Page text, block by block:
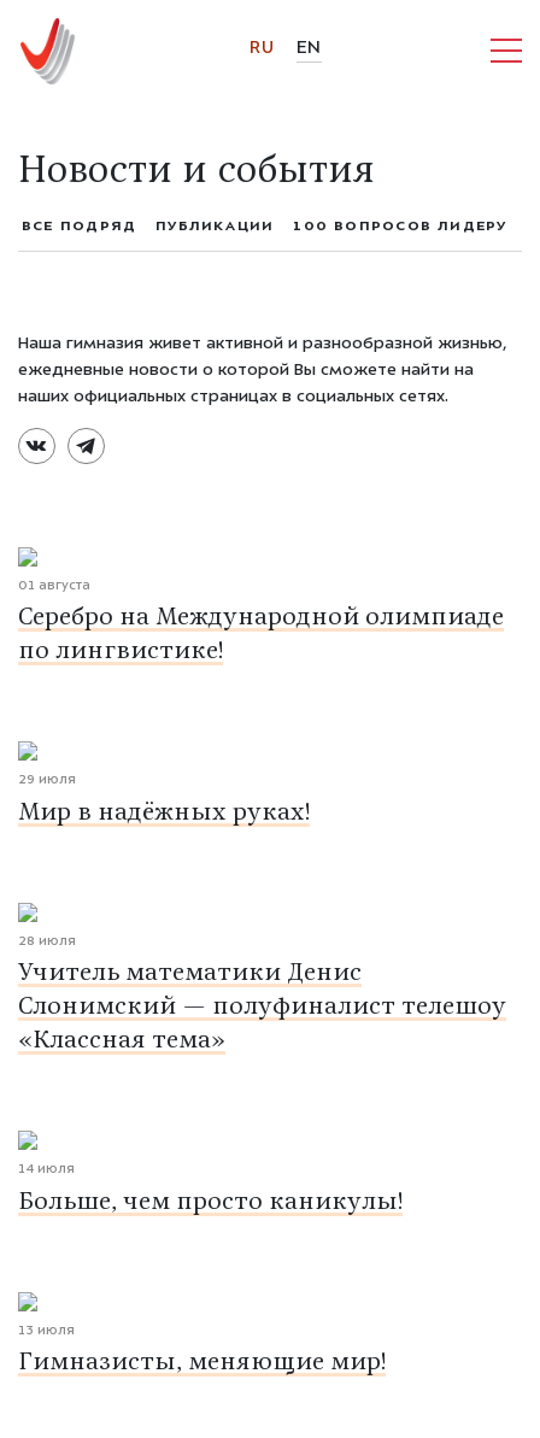
RU EN
Новости и события
ВСЕ ПОДРЯД ПУБЛИКАЦИИ 100 ВОПРОСОВ ЛИДЕРУ
Наша гимназия живет активной и разнообразной жизнью,
ежедневные новости о которой Вы сможете найти на
наших официальных страницах в социальных сетях.
01 августа
Серебро на Международной олимпиаде
по лингвистике!
29 июля
Мир в надёжных руках!
28 июля
Учитель математики Денис
Слонимский — полуфиналист телешоу
«Классная тема»
14 июля
Больше, чем просто каникулы!
13 июля
Гимназисты, меняющие мир!